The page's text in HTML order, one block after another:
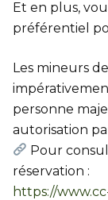
Et en plus,
préférentiel
Les mineurs
personne
autorisation
Pour
réservation :
https://